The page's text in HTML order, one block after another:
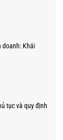
doanh: Khái
tục và quy định